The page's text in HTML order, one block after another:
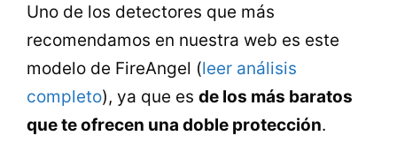
Uno de los detectores que más
recomendamos en nuestra web es este
modelo de FireAngel (leer análisis
completo), ya que es de los más baratos
que te ofrecen una doble protección.